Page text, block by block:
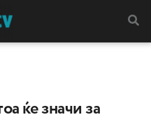
ќе значи за